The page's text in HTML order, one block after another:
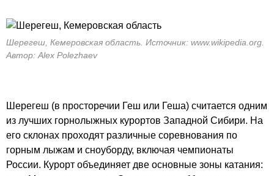
Шерегеш, Кемеровская область. Источник: www.wikipedia.org.
Автор: Alex Polezhaev
Шерегеш (в просторечии Геш или Геша) считается одним
из лучших горнолыжных курортов Западной Сибири. На
его склонах проходят различные соревнования по
горным лыжам и сноуборду, включая чемпионаты
России. Курорт объединяет две основные зоны катания: